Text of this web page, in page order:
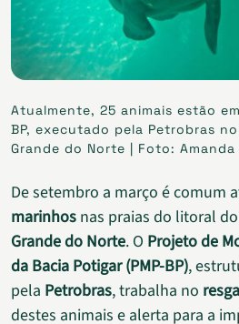
Atualmente, 25 animais estão
BP, executado pela Petrobras
Grande do Norte | Foto:
De setembro a março é comum
marinhos nas praias do litoral do
Grande do Norte. O Projeto de
da Bacia Potigar (PMP-BP),
pela Petrobras, trabalha no
destes animais e alerta para a